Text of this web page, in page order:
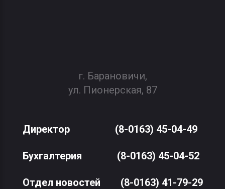
г. Барановичи,
ул. Пионерская, 87
Директор (8-0163) 45-04-49
Бухгалтерия (8-0163) 45-04-52
Отдел новостей (8-0163) 41-79-29